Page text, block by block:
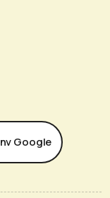
Google